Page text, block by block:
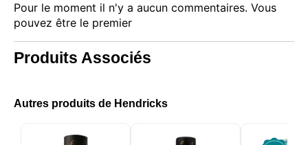
Pour le moment il n'y a aucun commentaires. Vous
pouvez être le premier
Produits Associés
Autres produits de Hendricks
Ce site web utilise des cookies